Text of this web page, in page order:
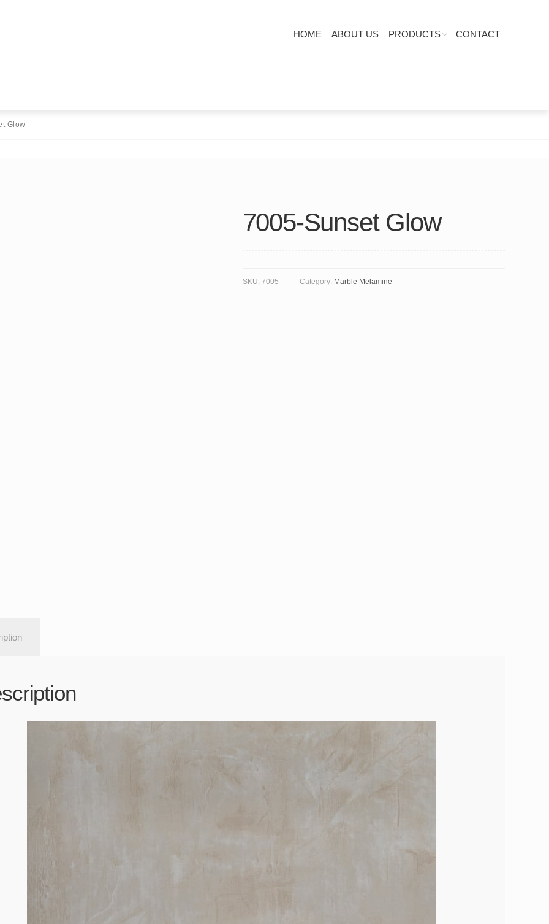
HOME ABOUT US PRODUCTS CONTACT
Glow
7005-Sunset Glow
SKU: 7005 Category: Marble Melamine